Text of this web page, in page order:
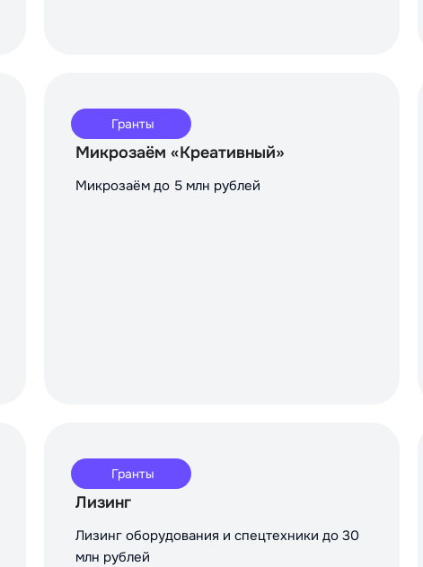
Гранты
Микрозаём «Креативный»
Микрозаём до 5 млн рублей
Гранты
Лизинг
Лизинг оборудования и спецтехники до 30
млн рублей